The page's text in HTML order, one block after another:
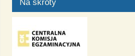
Na skróty